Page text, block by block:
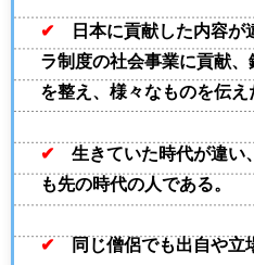
✔ 日本に貢献した内容が
ラ制度の社会事業に貢献
を整え、様々なものを伝え
✔ 生きていた時代が違い
も先の時代の人である。
✔ 同じ僧侶でも出自や立